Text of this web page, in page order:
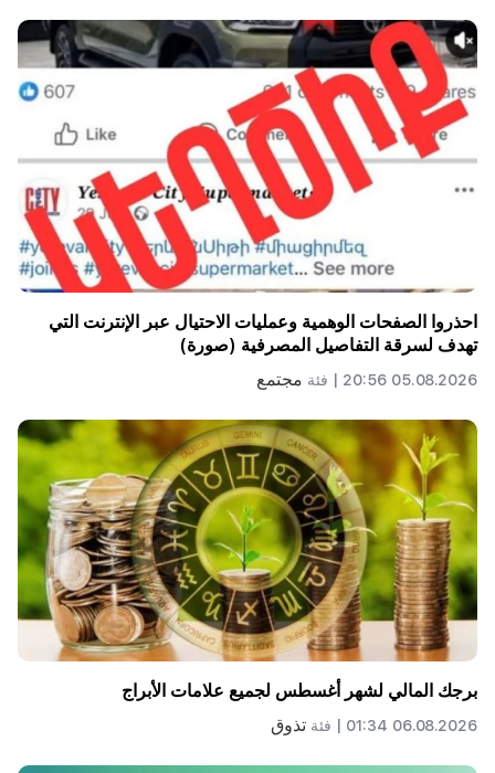
احذروا الصفحات الوهمية وعمليات الاحتيال عبر الإنترنت التي
تهدف لسرقة التفاصيل المصرفية (صورة)
05.08.2026 20:56 | فئة مجتمع
برجك المالي لشهر أغسطس لجميع علامات الأبراج
06.08.2026 01:34 | فئة تذوق